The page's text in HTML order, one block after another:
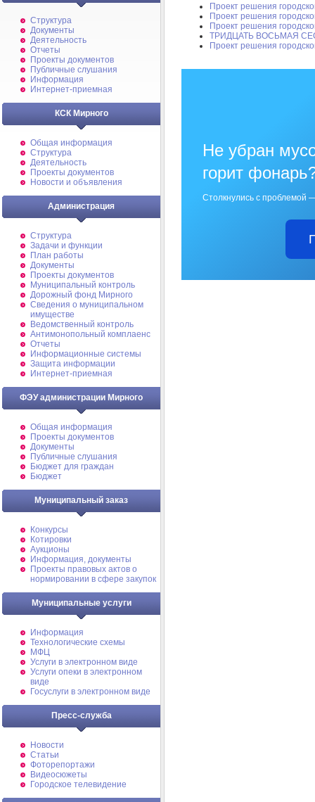
Структура
Документы
Деятельность
Отчеты
Проекты документов
Публичные слушания
Информация
Интернет-приемная
КСК Мирного
Общая информация
Структура
Деятельность
Проекты документов
Новости и объявления
Администрация
Структура
Задачи и функции
План работы
Документы
Проекты документов
Муниципальный контроль
Дорожный фонд Мирного
Cведения о муниципальном
имуществе
Ведомственный контроль
Антимонопольный комплаенс
Отчеты
Информационные системы
Защита информации
Интернет-приемная
ФЭУ администрации Мирного
Общая информация
Проекты документов
Документы
Публичные слушания
Бюджет для граждан
Бюджет
Муниципальный заказ
Конкурсы
Котировки
Аукционы
Информация, документы
Проекты правовых актов о
нормировании в сфере закупок
Муниципальные услуги
Информация
Технологические схемы
МФЦ
Услуги в электронном виде
Услуги опеки в электронном
виде
Госуслуги в электронном виде
Пресс-служба
Новости
Статьи
Фоторепортажи
Видеосюжеты
Городское телевидение
Проект решения
Проект решения
Проект решения
ТРИДЦАТЬ ВОСЬМАЯ
Проект решения
Не убран
горит
Столкнулись с проблемой